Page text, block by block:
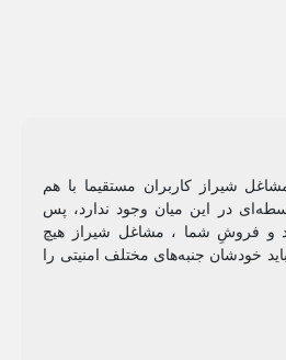
شیراز کاربران مستقیما با هم
در این میان وجود ندارد، پس
و فروشِ شما ، مشاغل شیراز هیچ
خودشان جنبه‌های مختلف امنیتی را